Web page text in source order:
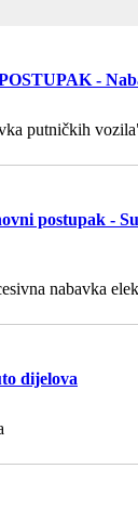
-
putničkih
postupak -
nabavka
dijelova